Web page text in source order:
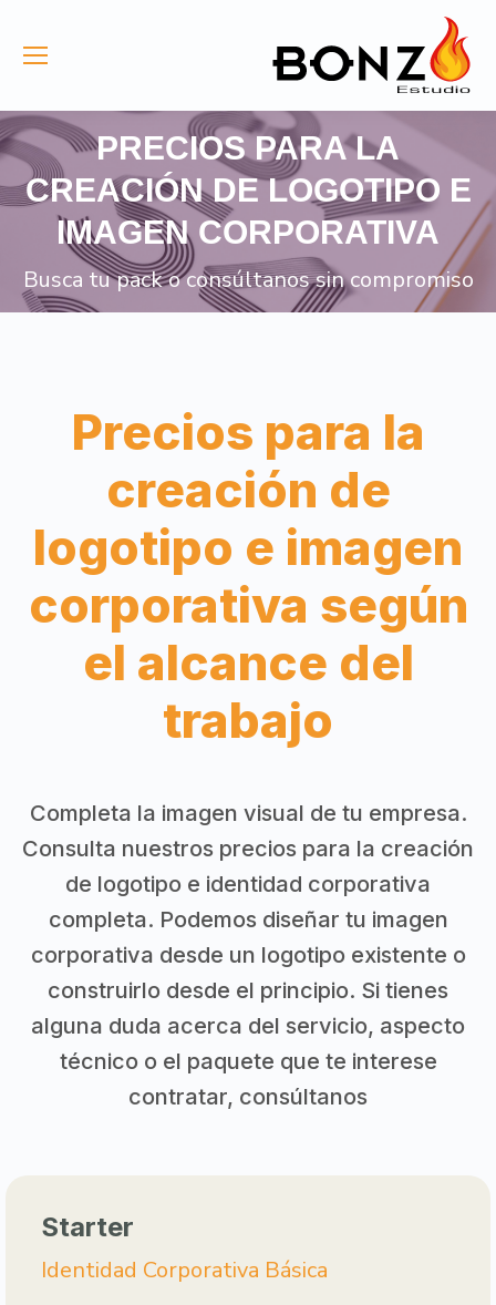
PRECIOS PARA LA
CREACIÓN DE LOGOTIPO E
IMAGEN CORPORATIVA
Busca tu pack o consúltanos sin compromiso
Precios para la
creación de
logotipo e imagen
corporativa según
el alcance del
trabajo
Completa la imagen visual de tu empresa.
Consulta nuestros precios para la creación
de logotipo e identidad corporativa
completa. Podemos diseñar tu imagen
corporativa desde un logotipo existente o
construirlo desde el principio. Si tienes
alguna duda acerca del servicio, aspecto
técnico o el paquete que te interese
contratar, consúltanos
Starter
Identidad Corporativa Básica